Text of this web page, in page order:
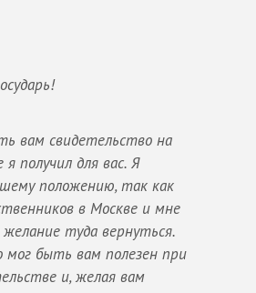
вам свидетельство на
получил для вас. Я
положению, так как
в Москве и мне
туда вернуться.
мог быть вам полезен при
и, желая вам